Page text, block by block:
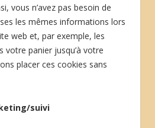
vous n’avez pas besoin de
les mêmes informations lors
web et, par exemple, les
votre panier jusqu’à votre
placer ces cookies sans
suivi